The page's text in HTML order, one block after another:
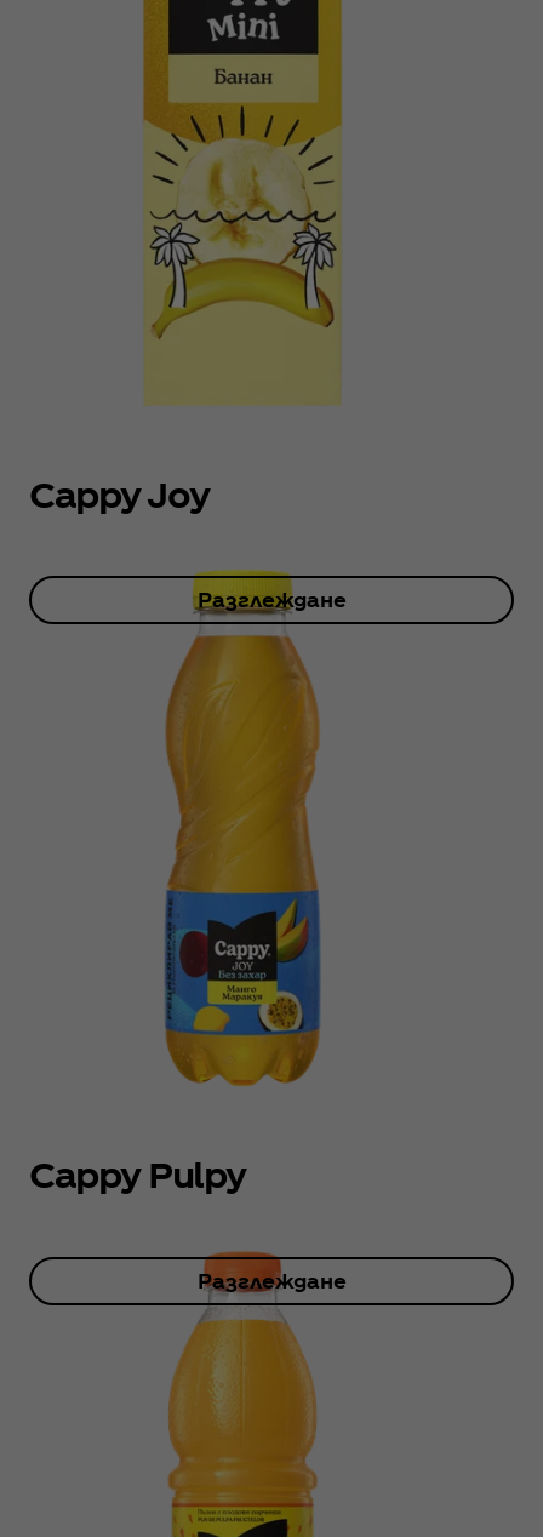
Cappy Joy
Разглеждане
Cappy Pulpy
Разглеждане